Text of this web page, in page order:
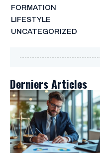
FORMATION
LIFESTYLE
UNCATEGORIZED
Derniers Articles